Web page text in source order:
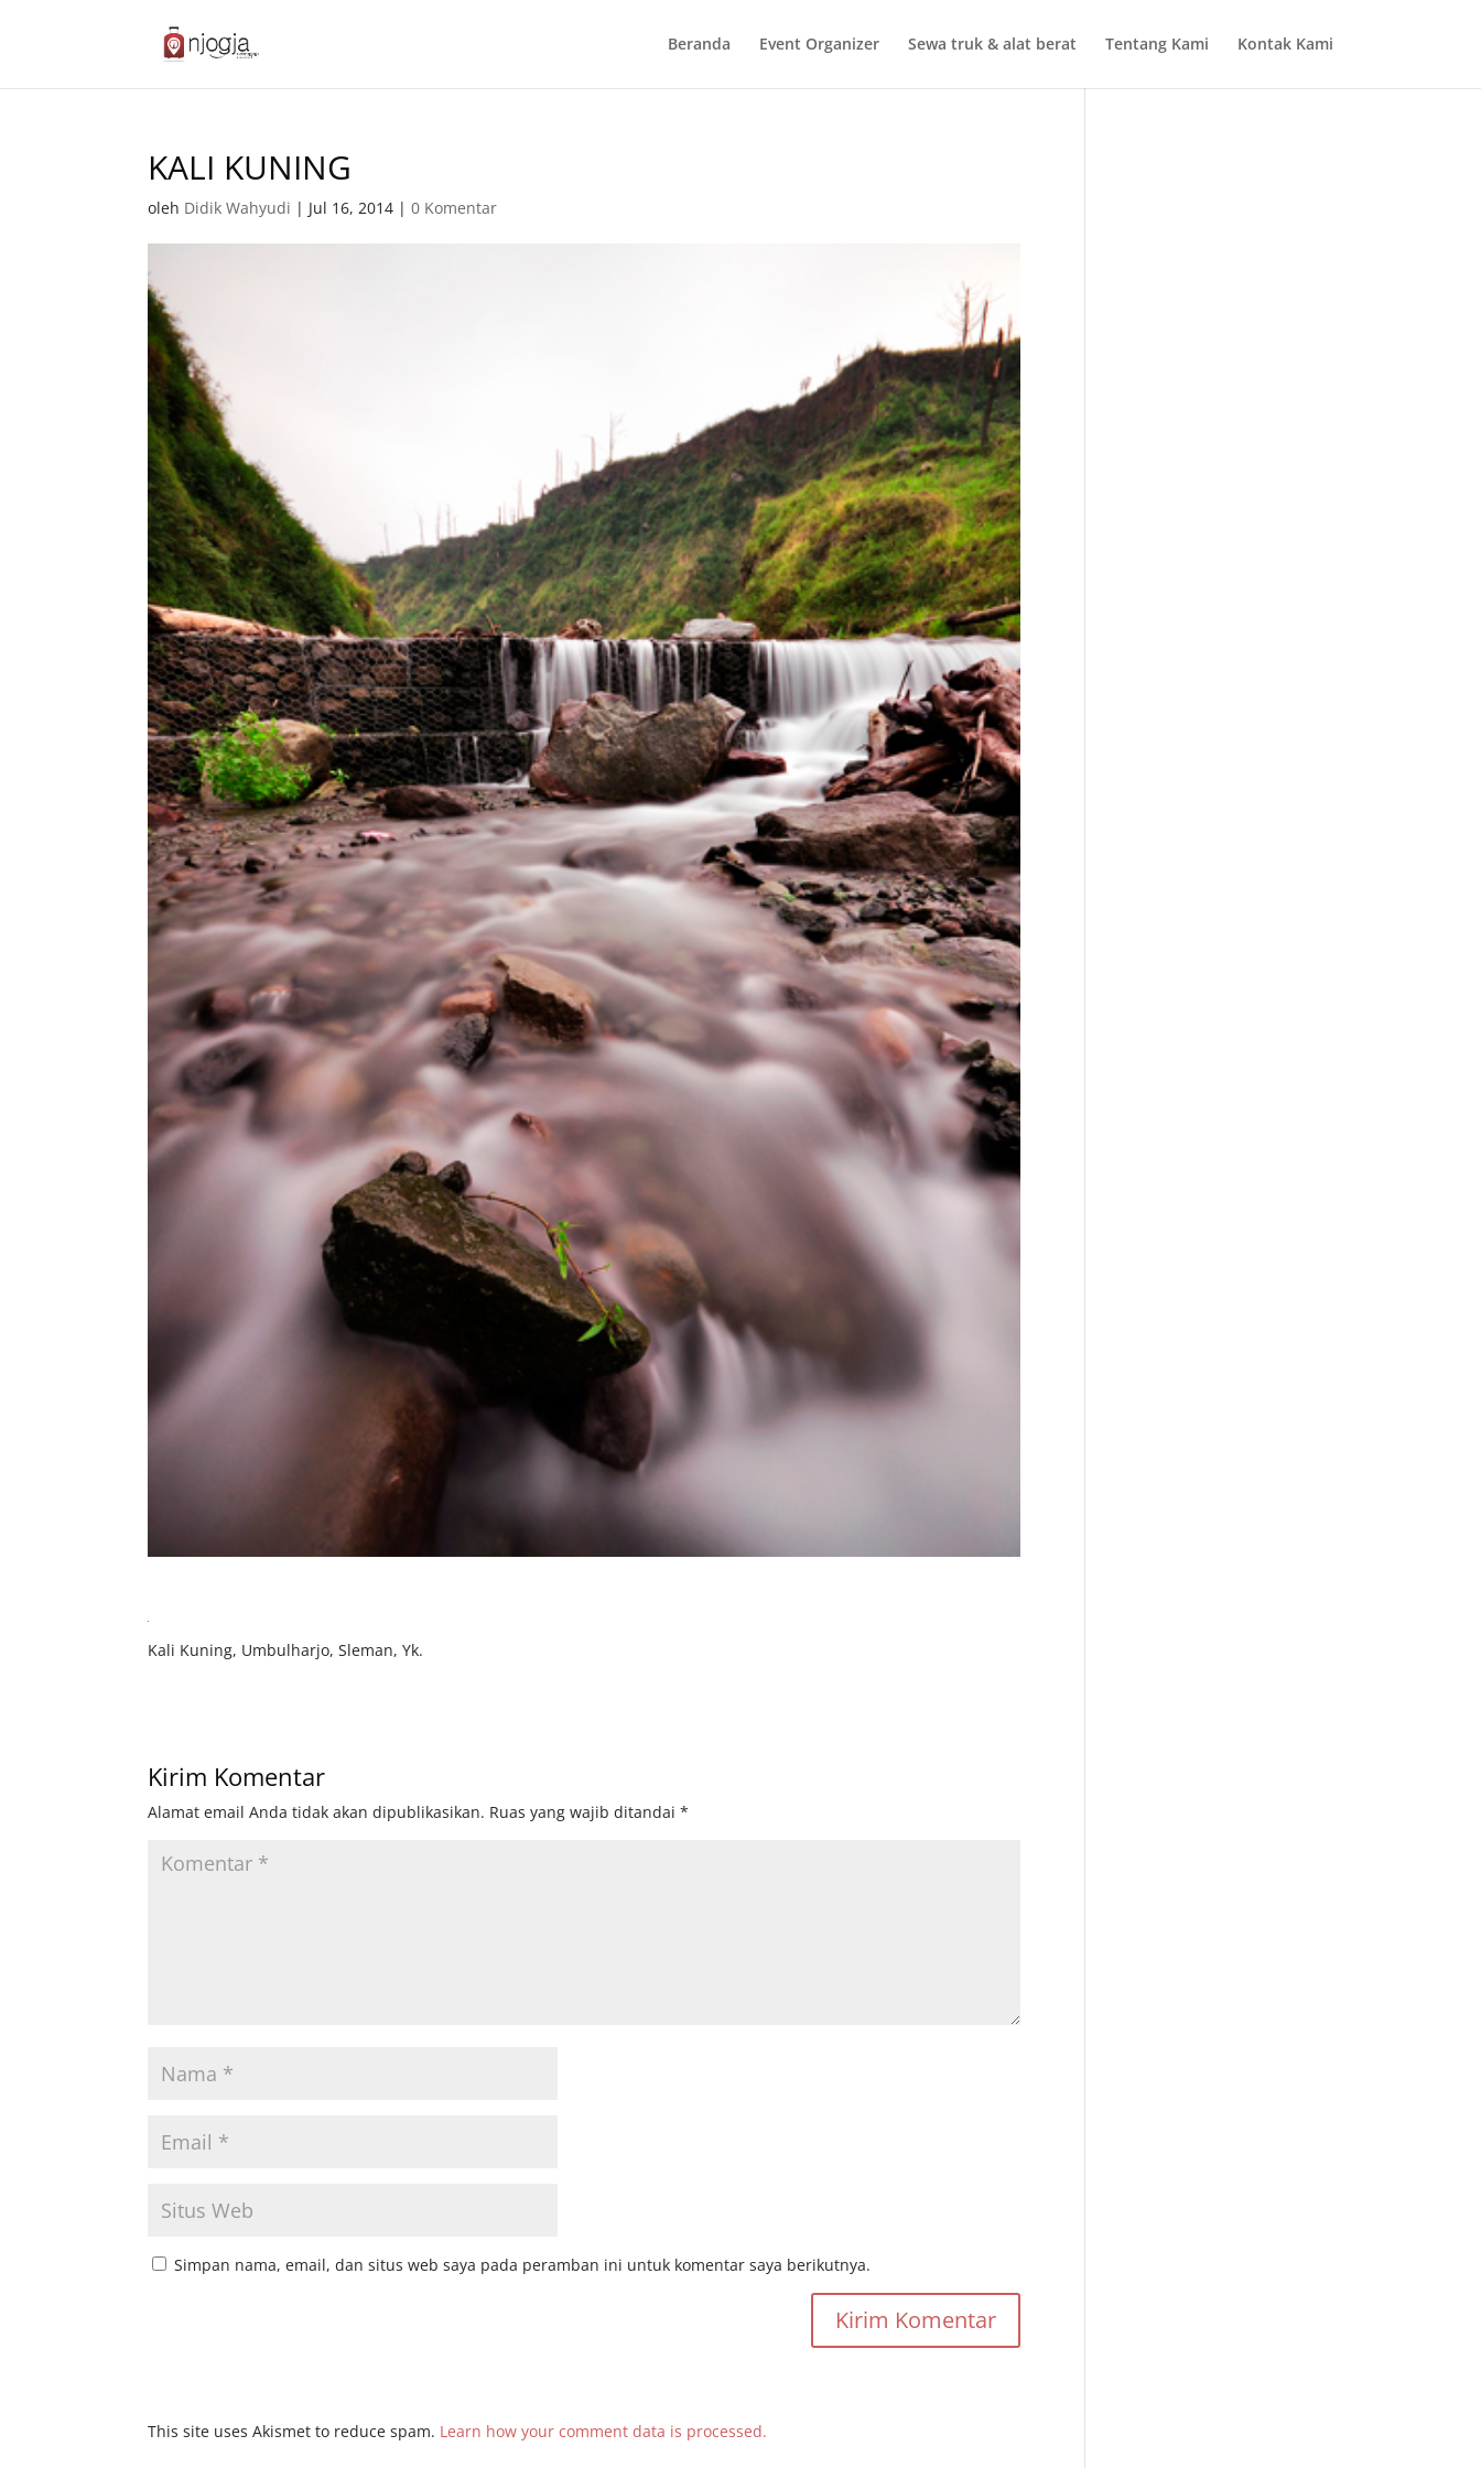
Beranda Event Organizer Sewa truk & alat berat Tentang Kami Kontak Kami
KALI KUNING
oleh Didik Wahyudi | Jul 16, 2014 |0 Komentar
Kali Kuning, Umbulharjo, Sleman, Yk.
Kirim Komentar
Alamat email Anda tidak akan dipublikasikan. Ruas yang wajib ditandai*
Simpan nama, email, dan situs web saya pada peramban ini untuk komentar saya berikutnya.
This site uses Akismet to reduce spam. Learn how your comment data is processed.